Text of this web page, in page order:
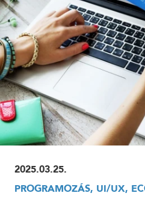
2025.03.25.
PROGRAMOZÁS, UI/UX,